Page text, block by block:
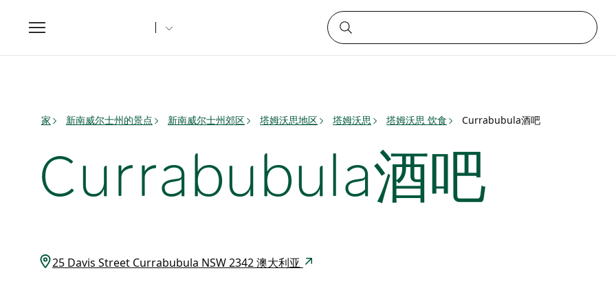
Toggle
navigation
家 新南威尔士州的景点 新南威尔士州郊区 塔姆沃思地区 塔姆沃思 塔姆沃思 饮食 Currabubula酒吧
Currabubula酒吧
25 Davis Street Currabubula NSW 2342 澳大利亚